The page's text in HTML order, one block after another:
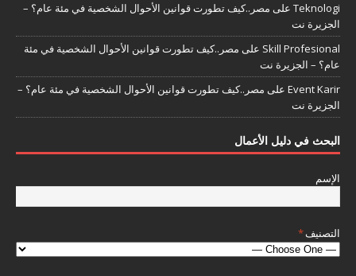
Teknologi على مصر..كيف تطورت قوانين الأحوال الشخصية في مئة عام؟ –
الجزيرة نت
Skill Profesional على مصر..كيف تطورت قوانين الأحوال الشخصية في مئة
عام؟ – الجزيرة نت
Event Karir على مصر..كيف تطورت قوانين الأحوال الشخصية في مئة عام؟ –
الجزيرة نت
البحث في دليل الأعمال
الإسم
التصنيف*